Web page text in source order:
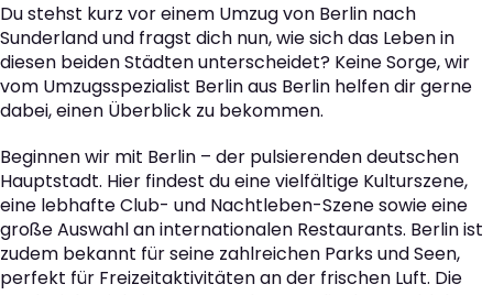
Du stehst kurz vor einem Umzug von Berlin nach
Sunderland und fragst dich nun, wie sich das Leben in
diesen beiden Städten unterscheidet? Keine Sorge, wir
vom Umzugsspezialist Berlin aus Berlin helfen dir gerne
dabei, einen Überblick zu bekommen.
Beginnen wir mit Berlin – der pulsierenden deutschen
Hauptstadt. Hier findest du eine vielfältige Kulturszene,
eine lebhafte Club- und Nachtleben-Szene sowie eine
große Auswahl an internationalen Restaurants. Berlin ist
zudem bekannt für seine zahlreichen Parks und Seen,
perfekt für Freizeitaktivitäten an der frischen Luft. Die